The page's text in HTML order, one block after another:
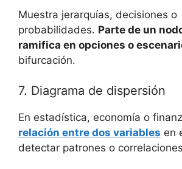
Muestra jerarquías, decisiones o
probabilidades. Parte de un
ramifica en opciones o
bifurcación.
7. Diagrama de dispersión
En estadística, economía o
relación entre dos variables en
detectar patrones o